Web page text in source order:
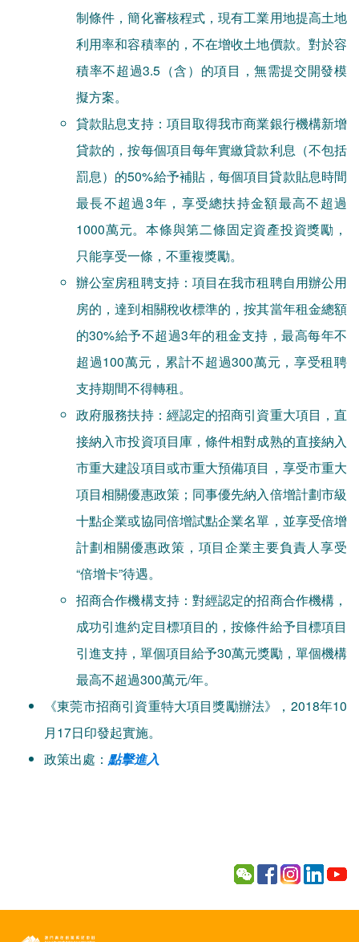
制條件，簡化審核程式，現有工業用地提高土地
利用率和容積率的，不在增收土地價款。對於容
積率不超過3.5（含）的項目，無需提交開發模
擬方案。
貸款貼息支持：項目取得我市商業銀行機構新增
貸款的，按每個項目每年實繳貸款利息（不包括
罰息）的50%給予補貼，每個項目貸款貼息時間
最長不超過3年，享受總扶持金額最高不超過
1000萬元。本條與第二條固定資產投資獎勵，
只能享受一條，不重複獎勵。
辦公室房租聘支持：項目在我市租聘自用辦公用
房的，達到相關稅收標準的，按其當年租金總額
的30%給予不超過3年的租金支持，最高每年不
超過100萬元，累計不超過300萬元，享受租聘
支持期間不得轉租。
政府服務扶持：經認定的招商引資重大項目，直
接納入市投資項目庫，條件相對成熟的直接納入
市重大建設項目或市重大預備項目，享受市重大
項目相關優惠政策；同事優先納入倍增計劃市級
十點企業或協同倍增試點企業名單，並享受倍增
計劃相關優惠政策，項目企業主要負責人享受
“倍增卡”待遇。
招商合作機構支持：對經認定的招商合作機構，
成功引進約定目標項目的，按條件給予目標項目
引進支持，單個項目給予30萬元獎勵，單個機構
最高不超過300萬元/年。
《東莞市招商引資重特大項目獎勵辦法》，2018年10
月17日印發起實施。
政策出處： 點擊進入